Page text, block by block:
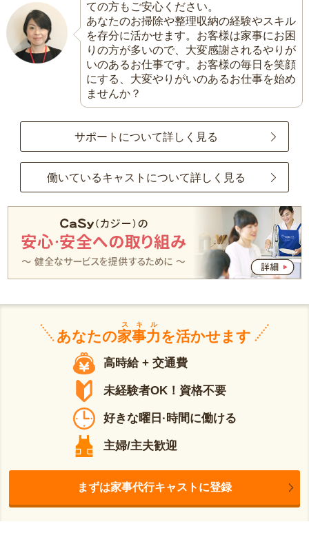
ての方もご安心ください。
あなたのお掃除や整理収納の経験やスキル
を存分に活かせます。お客様は家事にお困
りの方が多いので、大変感謝されるやりが
いのあるお仕事です。お客様の毎日を笑顔
にする、大変やりがいのあるお仕事を始め
ませんか？
サポートについて詳しく見る
働いているキャストについて詳しく見る
あなたの家事力
スキル
を活かせます
高時給 + 交通費
未経験者OK！資格不要
好きな曜日·時間に働ける
主婦/主夫歓迎
まずは家事代行キャストに登録